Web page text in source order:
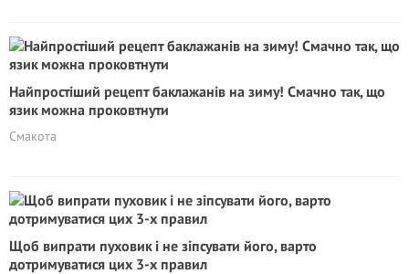
Найпростіший рецепт баклажанів на зиму! Смачно так, що
язик можна проковтнути
Смакота
Щоб випрати пуховик і не зіпсувати його, варто
дотримуватися цих 3-х правил